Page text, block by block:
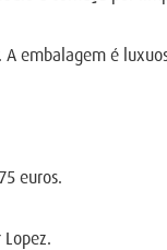
embalagem é
euros.